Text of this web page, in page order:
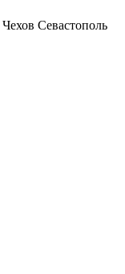
Чехов Севастополь